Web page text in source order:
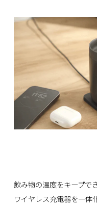
飲み物の温度をキープで
ワイヤレス充電器を一